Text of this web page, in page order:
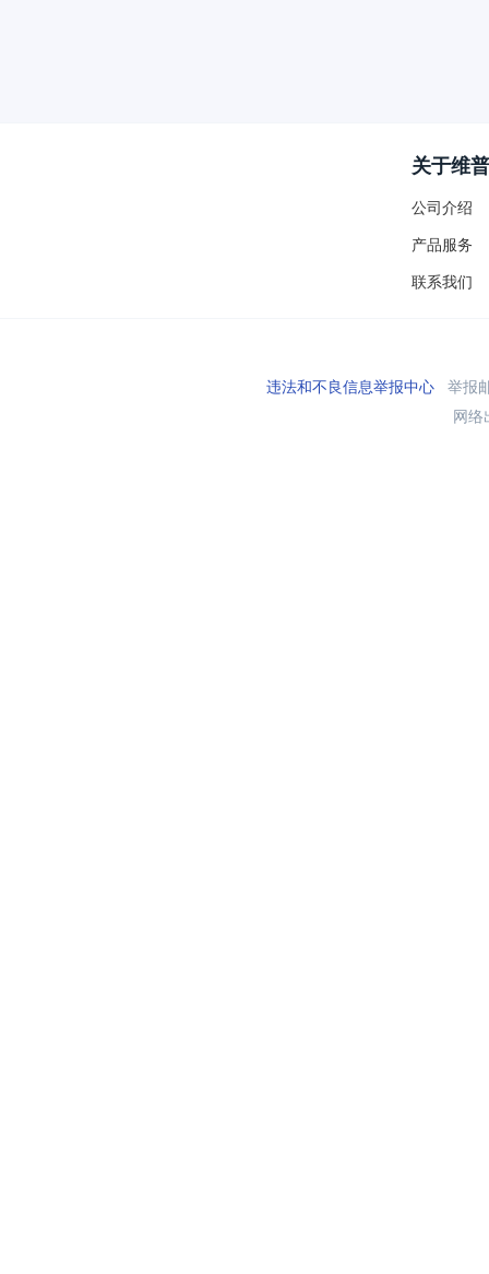
关于维普
公司介绍
产品服务
联系我们
违法和不良信息举报中心举报
网